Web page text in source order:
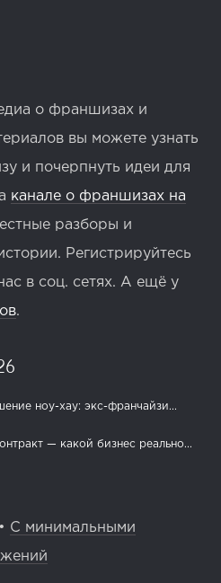
о франшизах и
вы можете узнать
и почерпнуть идеи для
канале о франшизах на
разборы и
Регистрируйтесь
в соц. сетях. А ещё у
.
ноу-хау: экс-франчайзи...
— какой бизнес реально...
• С минимальными